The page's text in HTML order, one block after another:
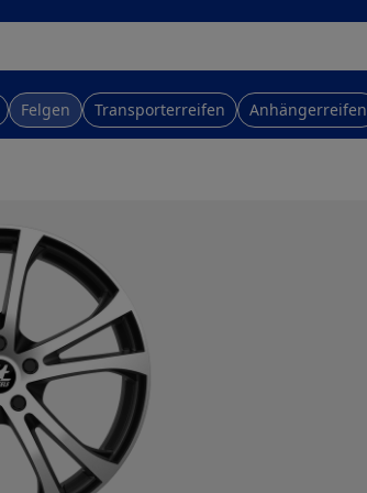
Felgen Transporterreifen Anhängerreifen